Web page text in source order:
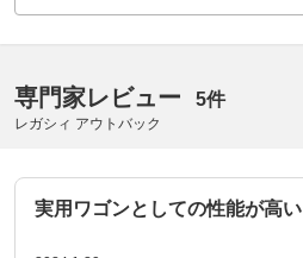
専門家レビュー 5件
レガシィ アウトバック
実用ワゴンとしての性能が高い